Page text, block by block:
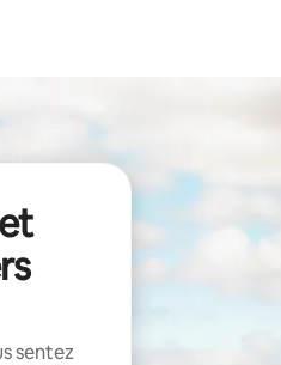
sentez